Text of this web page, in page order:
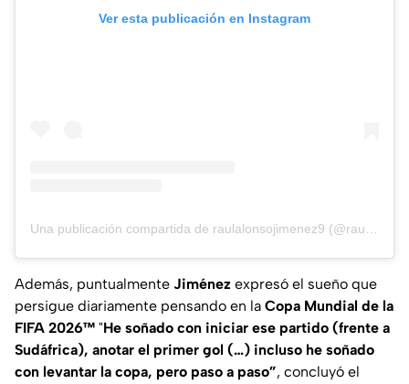
Ver esta publicación en Instagram
Una publicación compartida de raulalonsojimenez9 (@raulalonsojimenez9)
Además, puntualmente Jiménez expresó el sueño que
persigue diariamente pensando en la Copa Mundial de la
FIFA 2026™ "He soñado con iniciar ese partido (frente a
Sudáfrica), anotar el primer gol (…) incluso he soñado
con levantar la copa, pero paso a paso”, concluyó el